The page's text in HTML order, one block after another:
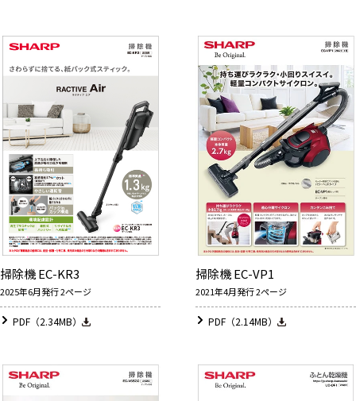
掃除機 EC-KR3
2025年6月発行 2ページ
PDF（2.34MB）
掃除機 EC-VP1
2021年4月発行 2ページ
PDF（2.14MB）